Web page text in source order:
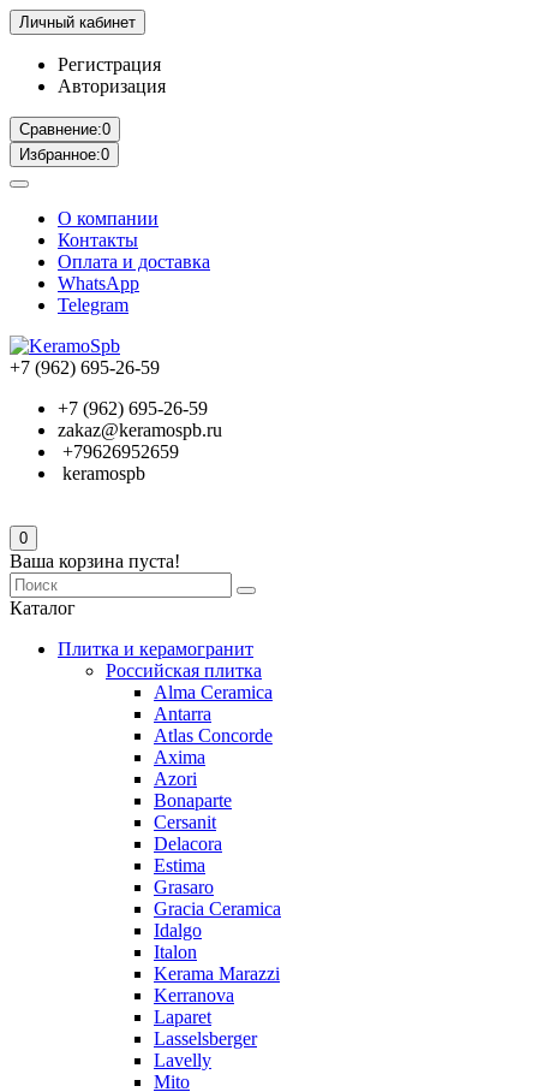
Личный кабинет
Регистрация
Авторизация
Сравнение:0
Избранное:0
О компании
Контакты
Оплата и доставка
WhatsApp
Telegram
+7 (962) 695-26-59
+7 (962) 695-26-59
zakaz@keramospb.ru
+79626952659
keramospb
0
Ваша корзина пуста!
Каталог
Плитка и керамогранит
Российская плитка
Alma Ceramica
Antarra
Atlas Concorde
Axima
Azori
Bonaparte
Cersanit
Delacora
Estima
Grasaro
Graсia Ceramica
Idalgo
Italon
Kerama Marazzi
Kerranova
Laparet
Lasselsberger
Lavelly
Mito